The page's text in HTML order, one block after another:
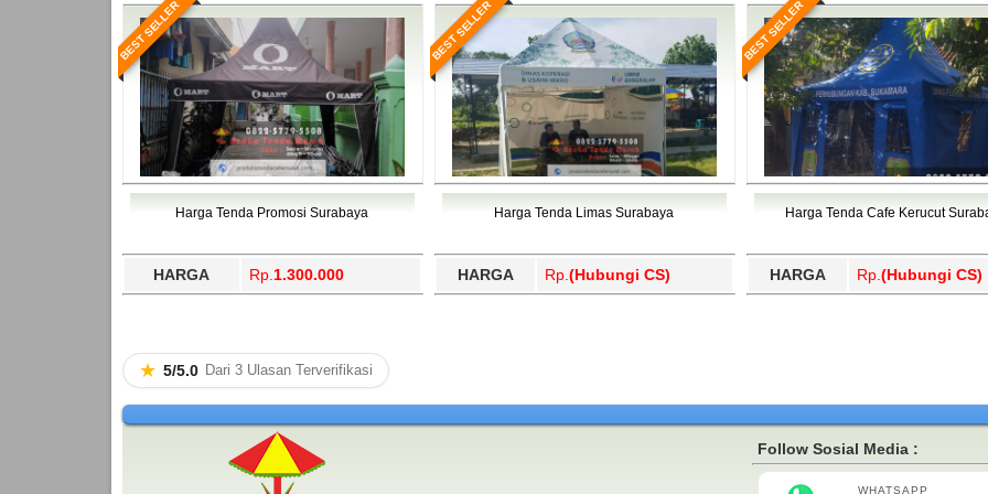
BEST SELLER
Harga Tenda Promosi Surabaya
HARGA Rp. 1.300.000
BEST SELLER
Harga Tenda Limas Surabaya
HARGA Rp. (Hubungi CS)
BEST SELLER
Harga Tenda Cafe Kerucut
HARGA Rp. (Hubungi CS)
★ 5/5.0 Dari 3 Ulasan Terverifikasi
Follow Sosial Media :
WHATSAPP